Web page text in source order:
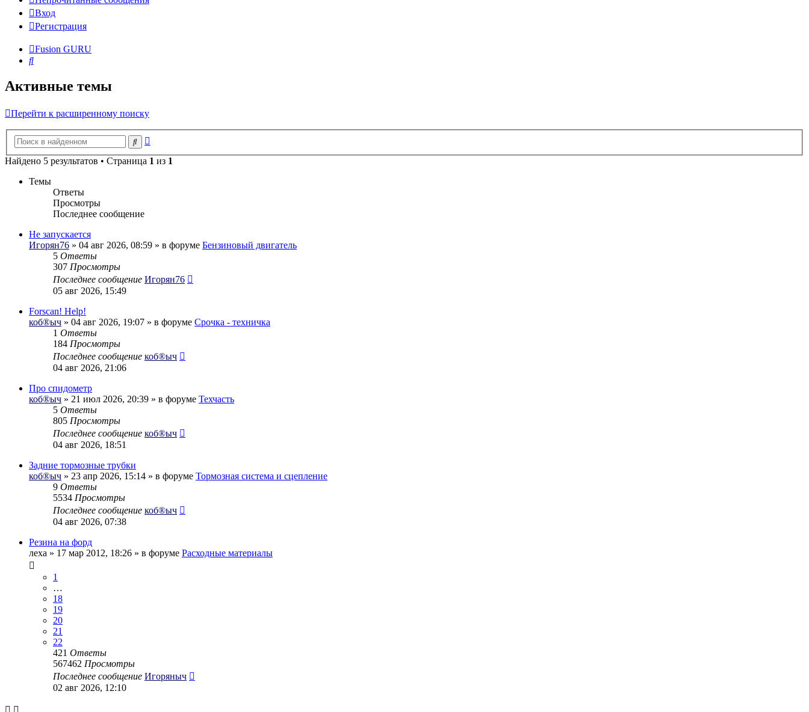
Вход
Регистрация
Fusion GURU
Поиск
Активные темы
Перейти к расширенному поиску
Поиск
Найдено 5 результатов • Страница 1 из 1
Темы
Ответы
Просмотры
Последнее сообщение
Не запускается
Игорян76 » 04 авг 2026, 08:59 » в форуме Бензиновый двигатель
5 Ответы
307 Просмотры
Последнее сообщение Игорян76
05 авг 2026, 15:49
Forscan! Help!
коб®ыч » 04 авг 2026, 19:07 » в форуме Срочка - техничка
1 Ответы
184 Просмотры
Последнее сообщение коб®ыч
04 авг 2026, 21:06
Про спидометр
коб®ыч » 21 июл 2026, 20:39 » в форуме Техчасть
5 Ответы
805 Просмотры
Последнее сообщение коб®ыч
04 авг 2026, 18:51
Задние тормозные трубки
коб®ыч » 23 апр 2026, 15:14 » в форуме Тормозная система и сцепление
9 Ответы
5534 Просмотры
Последнее сообщение коб®ыч
04 авг 2026, 07:38
Резина на форд
леха » 17 мар 2012, 18:26 » в форуме Расходные материалы
1
…
18
19
20
21
22
421 Ответы
567462 Просмотры
Последнее сообщение Игоряныч
02 авг 2026, 12:10